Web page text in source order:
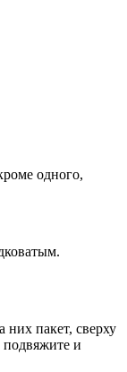
одного,
них пакет, сверху
подвяжите и